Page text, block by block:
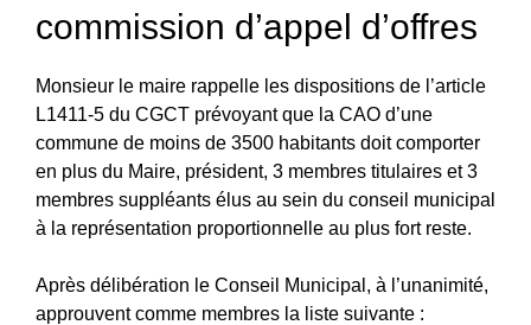
commission d’appel d’offres
Monsieur le maire rappelle les dispositions de l’article
L1411-5 du CGCT prévoyant que la CAO d’une
commune de moins de 3500 habitants doit comporter
en plus du Maire, président, 3 membres titulaires et 3
membres suppléants élus au sein du conseil municipal
à la représentation proportionnelle au plus fort reste.
Après délibération le Conseil Municipal, à l’unanimité,
approuvent comme membres la liste suivante :